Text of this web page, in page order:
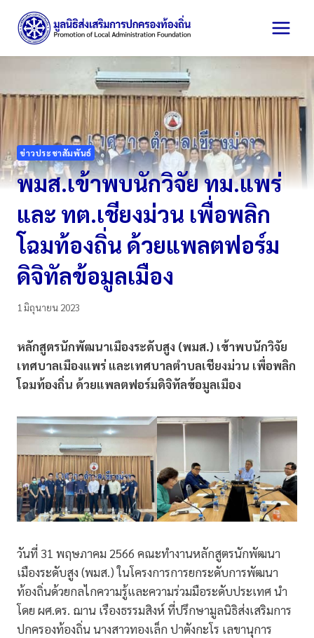
content
ข่าวประชาสัมพันธ์
พมส.เข้าพบนักวิจัย ทม.แพร่
และ ทต.เชียงม่วน เพื่อพลิก
โฉมท้องถิ่น ด้วยแพลตฟอร์ม
ดิจิทัลข้อมูลเมือง
1 มิถุนายน 2023
หลักสูตรนักพัฒนาเมืองระดับสูง (พมส.) เข้าพบนักวิจัย
เทศบาลเมืองแพร่ และเทศบาลตำบลเชียงม่วน เพื่อพลิก
โฉมท้องถิ่น ด้วยแพลตฟอร์มดิจิทัลข้อมูลเมือง
วันที่ 31 พฤษภาคม 2566 คณะทำงานหลักสูตรนักพัฒนา
เมืองระดับสูง (พมส.) ในโครงการการยกระดับการพัฒนา
ท้องถิ่นด้วยกลไกความรู้และความร่วมมือระดับประเทศ นำ
โดย ผศ.ดร. ฌาน เรืองธรรมสิงห์ ที่ปรึกษามูลนิธิส่งเสริมการ
ปกครองท้องถิ่น นางสาวทองเล็ก ปาตังกะโร เลขานุการ